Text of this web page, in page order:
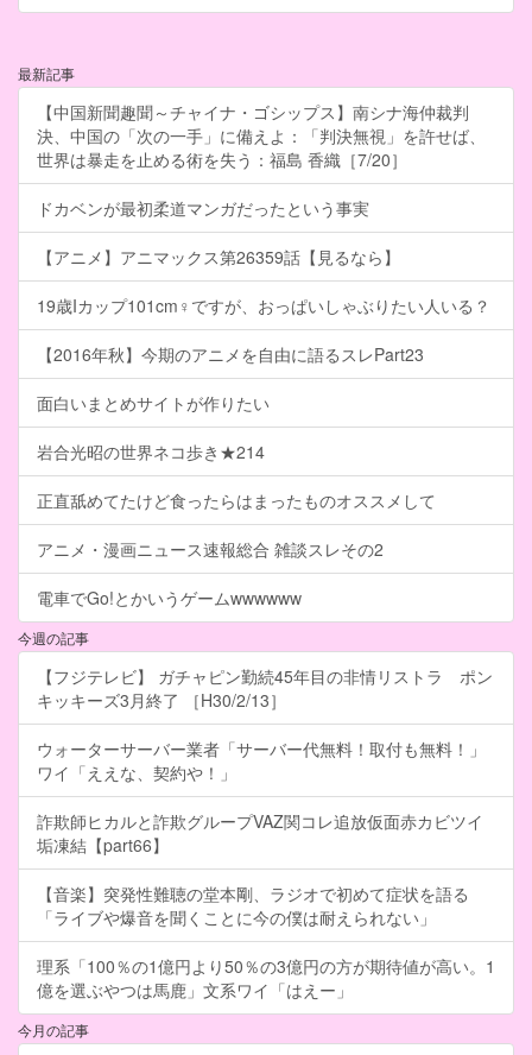
最新記事
【中国新聞趣聞～チャイナ・ゴシップス】南シナ海仲裁判
決、中国の「次の一手」に備えよ：「判決無視」を許せば、
世界は暴走を止める術を失う：福島 香織［7/20］
ドカベンが最初柔道マンガだったという事実
【アニメ】アニマックス第26359話【見るなら】
19歳Iカップ101cm♀ですが、おっぱいしゃぶりたい人いる？
【2016年秋】今期のアニメを自由に語るスレPart23
面白いまとめサイトが作りたい
岩合光昭の世界ネコ歩き★214
正直舐めてたけど食ったらはまったものオススメして
アニメ・漫画ニュース速報総合 雑談スレその2
電車でGo!とかいうゲームwwwwww
今週の記事
【フジテレビ】 ガチャピン勤続45年目の非情リストラ ポン
キッキーズ3月終了 ［H30/2/13］
ウォーターサーバー業者「サーバー代無料！取付も無料！」
ワイ「ええな、契約や！」
詐欺師ヒカルと詐欺グループVAZ関コレ追放仮面赤カビツイ
垢凍結【part66】
【音楽】突発性難聴の堂本剛、ラジオで初めて症状を語る
「ライブや爆音を聞くことに今の僕は耐えられない」
理系「100％の1億円より50％の3億円の方が期待値が高い。1
億を選ぶやつは馬鹿」文系ワイ「はえー」
今月の記事